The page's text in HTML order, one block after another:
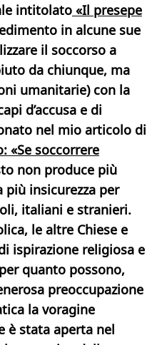
intitolato «Il presepe
in alcune sue
il soccorso a
da chiunque, ma
umanitarie) con la
d’accusa e di
nel mio articolo di
«Se soccorrere
non produce più
più insicurezza per
italiani e stranieri.
le altre Chiese e
ispirazione religiosa e
quanto possono,
preoccupazione
la voragine
è stata aperta nel